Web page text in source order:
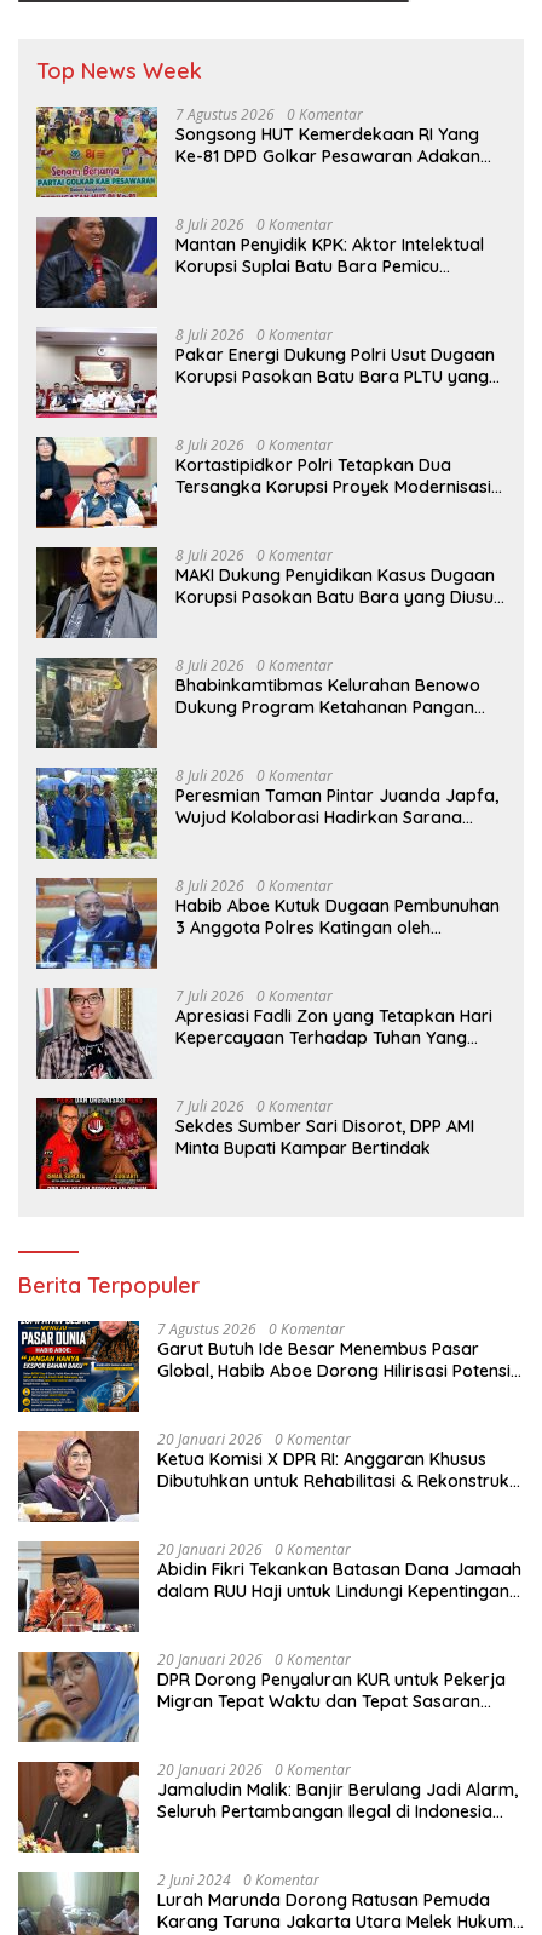
Top News Week
7 Agustus 2026 0 Komentar
Songsong HUT Kemerdekaan RI Yang
Ke-81 DPD Golkar Pesawaran Adakan
8 Juli 2026 0 Komentar
Mantan Penyidik KPK: Aktor Intelektual
Korupsi Suplai Batu Bara Pemicu
8 Juli 2026 0 Komentar
Pakar Energi Dukung Polri Usut Dugaan
Korupsi Pasokan Batu Bara PLTU yang
8 Juli 2026 0 Komentar
Kortastipidkor Polri Tetapkan Dua
Tersangka Korupsi Proyek Modernisasi
8 Juli 2026 0 Komentar
MAKI Dukung Penyidikan Kasus Dugaan
Korupsi Pasokan Batu Bara yang Diusut
8 Juli 2026 0 Komentar
Bhabinkamtibmas Kelurahan Benowo
Dukung Program Ketahanan Pangan
8 Juli 2026 0 Komentar
Peresmian Taman Pintar Juanda Japfa,
Wujud Kolaborasi Hadirkan Sarana
8 Juli 2026 0 Komentar
Habib Aboe Kutuk Dugaan Pembunuhan
3 Anggota Polres Katingan oleh
7 Juli 2026 0 Komentar
Apresiasi Fadli Zon yang Tetapkan Hari
Kepercayaan Terhadap Tuhan Yang
7 Juli 2026 0 Komentar
Sekdes Sumber Sari Disorot, DPP AMI
Minta Bupati Kampar Bertindak
Berita Terpopuler
7 Agustus 2026 0 Komentar
Garut Butuh Ide Besar Menembus Pasar
Global, Habib Aboe Dorong Hilirisasi Potensi
20 Januari 2026 0 Komentar
Ketua Komisi X DPR RI: Anggaran Khusus
Dibutuhkan untuk Rehabilitasi & Rekonstruksi
20 Januari 2026 0 Komentar
Abidin Fikri Tekankan Batasan Dana Jamaah
dalam RUU Haji untuk Lindungi Kepentingan
20 Januari 2026 0 Komentar
DPR Dorong Penyaluran KUR untuk Pekerja
Migran Tepat Waktu dan Tepat Sasaran
20 Januari 2026 0 Komentar
Jamaludin Malik: Banjir Berulang Jadi Alarm,
Seluruh Pertambangan Ilegal di Indonesia
2 Juni 2024 0 Komentar
Lurah Marunda Dorong Ratusan Pemuda
Karang Taruna Jakarta Utara Melek Hukum